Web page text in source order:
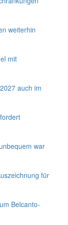
weiterhin
mit
auch im
war
für
Belcanto-